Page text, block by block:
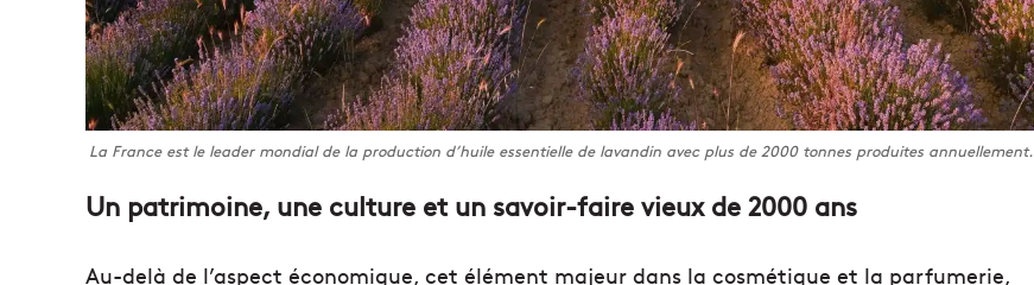
La France est le leader mondial de la production d’huile essentielle de lavandin avec plus de 2000 tonnes produites annuellement.
Un patrimoine, une culture et un savoir-faire vieux de 2000 ans
Au-delà de l’aspect économique, cet élément majeur dans la cosmétique et la parfumerie,